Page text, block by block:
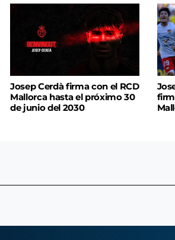
Josep Cerdà firma con el RCD
Mallorca hasta el próximo 30
de junio del 2030